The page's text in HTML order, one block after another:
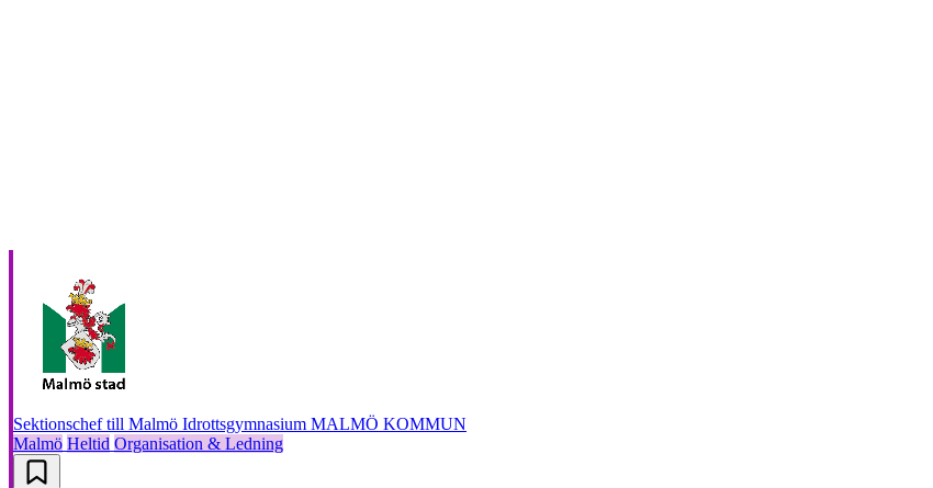
Sektionschef till Malmö Idrottsgymnasium MALMÖ KOMMUN
Malmö Heltid Organisation & Ledning